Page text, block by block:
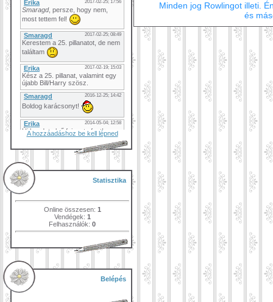
A hozzáadáshoz be kell lépned
Statisztika
Online összesen: 1
Vendégek: 1
Felhasználók: 0
Belépés
Minden jog Rowlingot illeti.
és